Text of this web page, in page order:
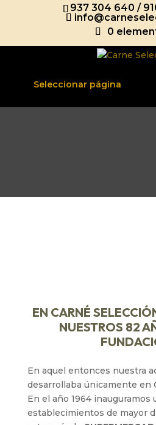
937 304 640 /
0
Seleccionar página
EN CARNÉ
NUESTROS 82
En aquel entonces nuestra
desarrollaba únicamente en
En el año 1964
establecimientos de mayor